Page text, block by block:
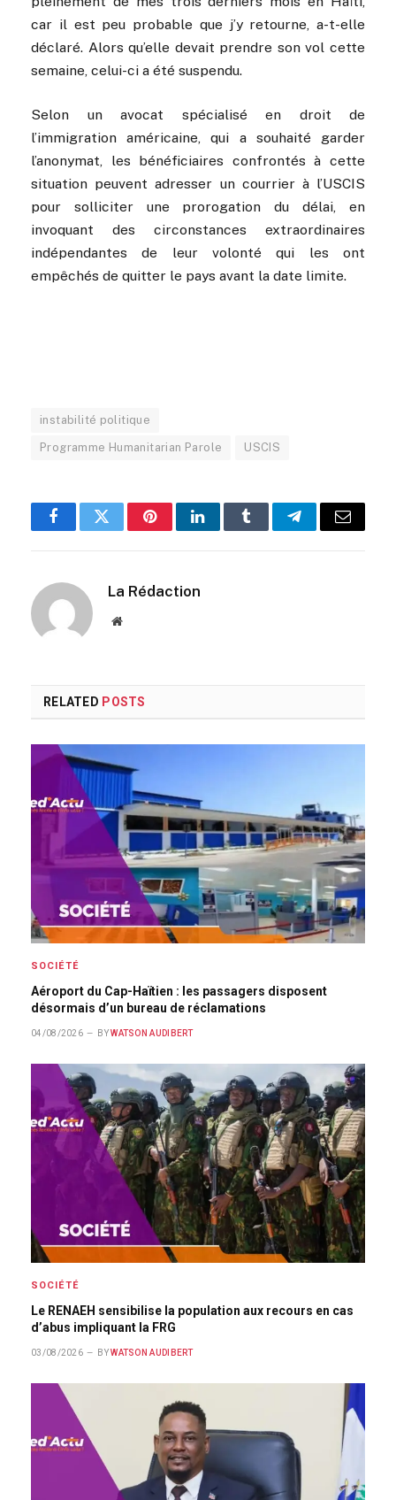
car il est peu probable que j’y retourne, a-t-elle
déclaré. Alors qu’elle devait prendre son vol cette
semaine, celui-ci a été suspendu.
Selon un avocat spécialisé en droit de
l’immigration américaine, qui a souhaité garder
l’anonymat, les bénéficiaires confrontés à cette
situation peuvent adresser un courrier à l’USCIS
pour solliciter une prorogation du délai, en
invoquant des circonstances extraordinaires
indépendantes de leur volonté qui les ont
empêchés de quitter le pays avant la date limite.
instabilité politique
Programme Humanitarian Parole USCIS
FacebookTwitterPinterestLinkedInTumblrTelegramEmail
La Rédaction
Website
RELATED POSTS
SOCIÉTÉ
Aéroport du Cap-Haïtien : les passagers disposent
désormais d’un bureau de réclamations
04/08/2026 BY WATSON AUDIBERT
SOCIÉTÉ
Le RENAEH sensibilise la population aux recours en cas
d’abus impliquant la FRG
03/08/2026 BY WATSON AUDIBERT